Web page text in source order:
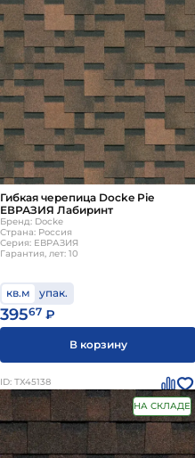
Гибкая черепица Docke Pie
ЕВРАЗИЯ Лабиринт
Бренд: Docke
Страна: Россия
Серия: ЕВРАЗИЯ
Гарантия, лет: 10
кв.м упак.
39567 ₽
В корзину
ID: ТХ45138
НА СКЛАДЕ